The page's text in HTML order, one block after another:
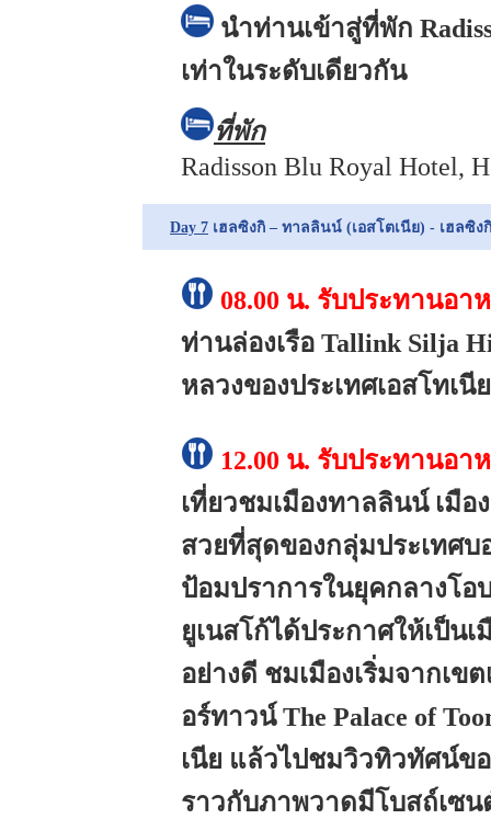
นำท่านเข้าสู่ที่พัก
เท่าในระดับเดียวกัน
ที่พัก
Radisson Blu Royal Hotel,
Day 7 เฮลซิงกิ – ทาลลินน์ (เอสโตเนีย) - เฮลซิงกิ
08.00 น. รับประทานอา
ท่านล่องเรือ Tallink Silja
หลวงของประเทศเอสโทเนี
12.00 น. รับประทานอา
เที่ยวชมเมืองทาลลินน์ เมือ
สวยที่สุดของกลุ่มประเทศ
ป้อมปราการในยุคกลางโ
ยูเนสโก้ได้ประกาศให้เป็น
อย่างดี ชมเมืองเริ่มจากเขต
อร์ทาวน์ The Palace of
เนีย แล้วไปชมวิวทิวทัศน์ข
ราวกับภาพวาดมีโบสถ์เซ